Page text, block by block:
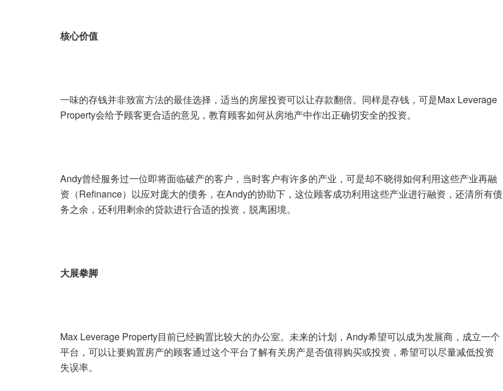
核心价值
一味的存钱并非致富方法的最佳选择，适当的房屋投资可以让存款翻倍。同样是存钱，可是Max Leverage
Property会给予顾客更合适的意见，教育顾客如何从房地产中作出正确切安全的投资。
Andy曾经服务过一位即将面临破产的客户，当时客户有许多的产业，可是却不晓得如何利用这些产业再融
资（Refinance）以应对庞大的债务，在Andy的协助下，这位顾客成功利用这些产业进行融资，还清所有债
务之余，还利用剩余的贷款进行合适的投资，脱离困境。
大展拳脚
Max Leverage Property目前已经购置比较大的办公室。未来的计划，Andy希望可以成为发展商，成立一个
平台，可以让要购置房产的顾客通过这个平台了解有关房产是否值得购买或投资，希望可以尽量减低投资
失误率。